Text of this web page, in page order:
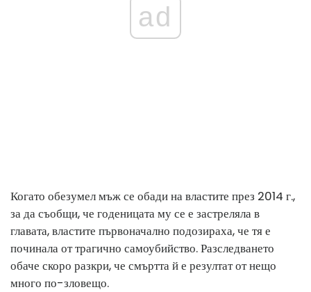
ad
Когато обезумел мъж се обади на властите през 2014 г.,
за да съобщи, че годеницата му се е застреляла в
главата, властите първоначално подозираха, че тя е
починала от трагично самоубийство. Разследването
обаче скоро разкри, че смъртта й е резултат от нещо
много по-зловещо.